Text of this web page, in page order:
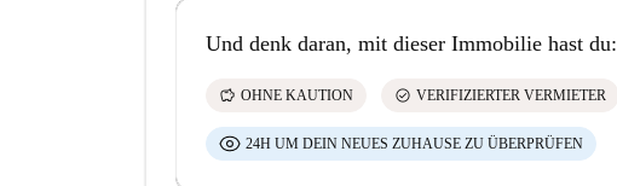
Und denk daran, mit dieser Immobilie hast du:
savings OHNE KAUTION check_circle VERIFIZIERTER VERMIETER
24H UM DEIN NEUES ZUHAUSE ZU ÜBERPRÜFEN